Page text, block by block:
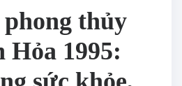
thủy
Hỏa 1995: